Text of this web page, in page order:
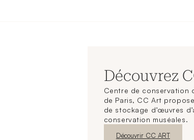
Découvrez
Centre de conservation
de Paris, CC Art
de stockage d’œuvres
conservation muséales.
Nouvelle fenêtre
Découvrir CC ART